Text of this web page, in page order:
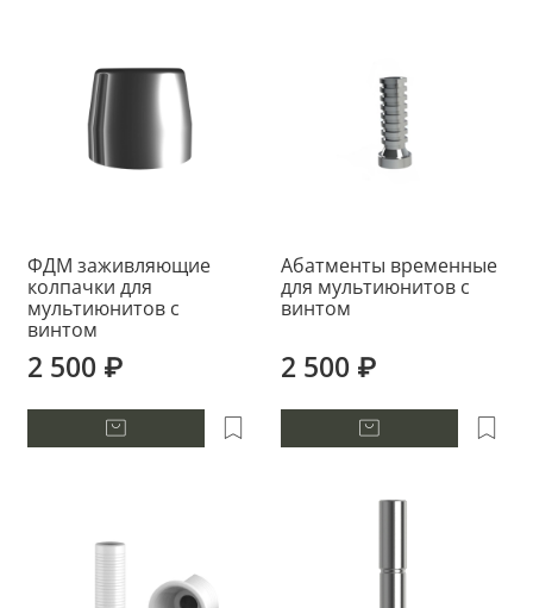
ФДМ заживляющие
колпачки для
мультиюнитов с
винтом
2 500 ₽
Абатменты временные
для мультиюнитов с
винтом
2 500 ₽